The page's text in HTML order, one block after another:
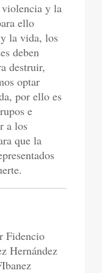
violencia y la
ello
la vida, los
deben
destruir,
optar
por ello es
e
a los
que la
Fidencio
Hernández